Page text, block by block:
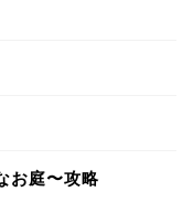
お庭〜攻略